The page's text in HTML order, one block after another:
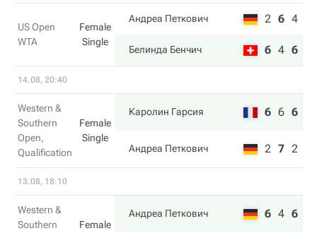
US Open
WTA
Female
Single
Андреа Петкович 2 6 4
Белинда Бенчич 6 4 6
14.08, 20:40
Western &
Southern
Open,
Qualification
Female
Single
Каролин Гарсия 6 6 6
Андреа Петкович 2 7 2
13.08, 18:10
Western &
Southern
Female
Андреа Петкович 6 4 6